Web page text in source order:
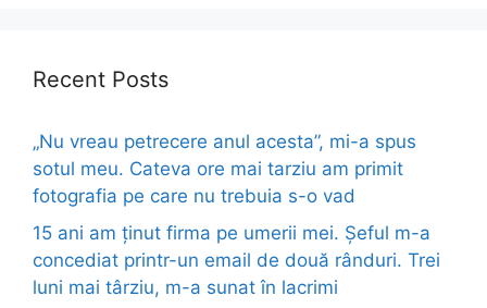
Recent Posts
„Nu vreau petrecere anul acesta”, mi-a spus
sotul meu. Cateva ore mai tarziu am primit
fotografia pe care nu trebuia s-o vad
15 ani am ținut firma pe umerii mei. Șeful m-a
concediat printr-un email de două rânduri. Trei
luni mai târziu, m-a sunat în lacrimi